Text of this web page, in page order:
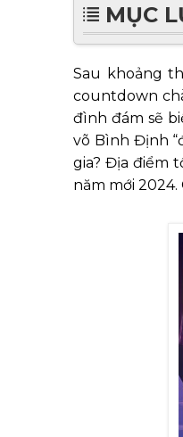
MỤC
Sau khoảng
countdown
đình đám sẽ
võ Bình Định
gia? Địa điểm
năm mới 2024.